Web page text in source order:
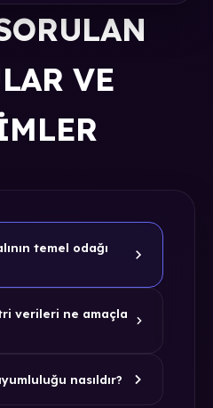
VE
temel odağı
verileri ne amaçla
nasıldır?